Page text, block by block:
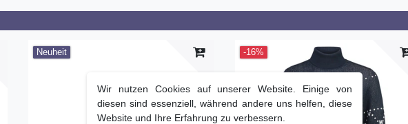
Neuheit -16%
Wir nutzen Cookies auf unserer Website. Einige von
diesen sind essenziell, während andere uns helfen, diese
Website und Ihre Erfahrung zu verbessern.